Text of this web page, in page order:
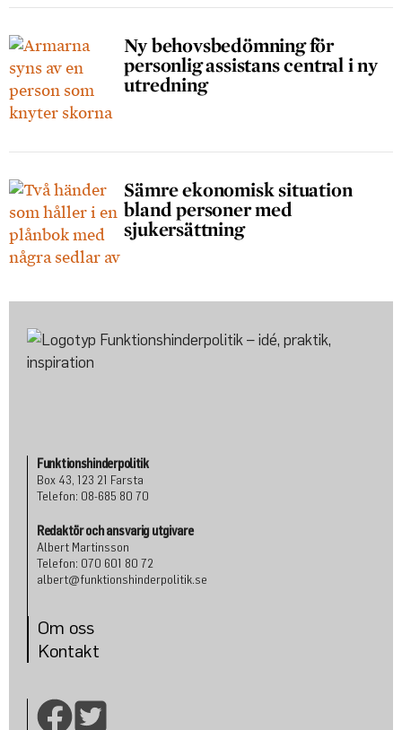
Ny behovsbedömning för
personlig assistans central i ny
utredning
Sämre ekonomisk situation
bland personer med
sjukersättning
Funktionshinderpolitik
Box 43, 123 21 Farsta
Telefon: 08-685 80 70
Redaktör och ansvarig utgivare
Albert Martinsson
Telefon: 070 601 80 72
albert@funktionshinderpolitik.se
Om oss
Kontakt